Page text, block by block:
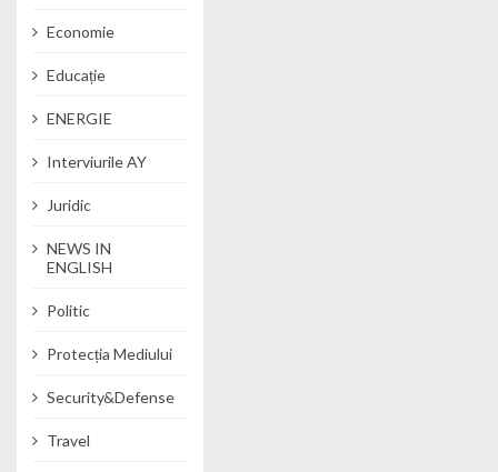
Economie
Educație
ENERGIE
Interviurile AY
Juridic
NEWS IN
ENGLISH
Politic
Protecția Mediului
Security&Defense
Travel